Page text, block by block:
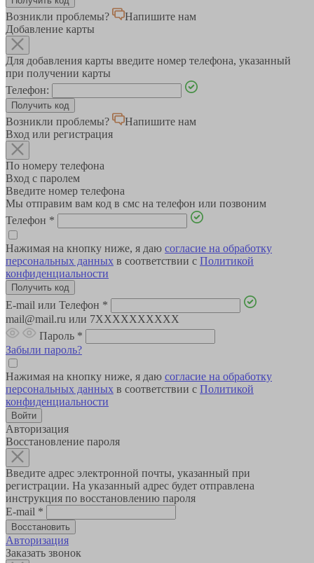
Возникли проблемы?
Напишите нам
Добавление карты
Для добавления карты введите номер телефона, указанный
при получении карты
Телефон:
Возникли проблемы?
Напишите нам
Вход или регистрация
По номеру телефона
Вход с паролем
Введите номер телефона
Мы отправим вам код в смс на телефон или позвоним
Телефон *
Нажимая на кнопку ниже, я даю согласие на обработку
персональных данных в соответствии с Политикой
конфиденциальности
E-mail или Телефон *
mail@mail.ru или 7XXXXXXXXXX
Пароль *
Забыли пароль?
Нажимая на кнопку ниже, я даю согласие на обработку
персональных данных в соответствии с Политикой
конфиденциальности
Авторизация
Восстановление пароля
Введите адрес электронной почты, указанный при
регистрации. На указанный адрес будет отправлена
инструкция по восстановлению пароля
E-mail *
Авторизация
Заказать звонок